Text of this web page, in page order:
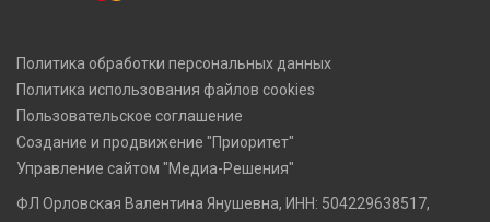
Политика обработки персональных данных
Политика использования файлов cookies
Пользовательское соглашение
Создание и продвижение "Приоритет"
Управление сайтом "Медиа-Решения"
ФЛ Орловская Валентина Янушевна, ИНН: 504229638517,